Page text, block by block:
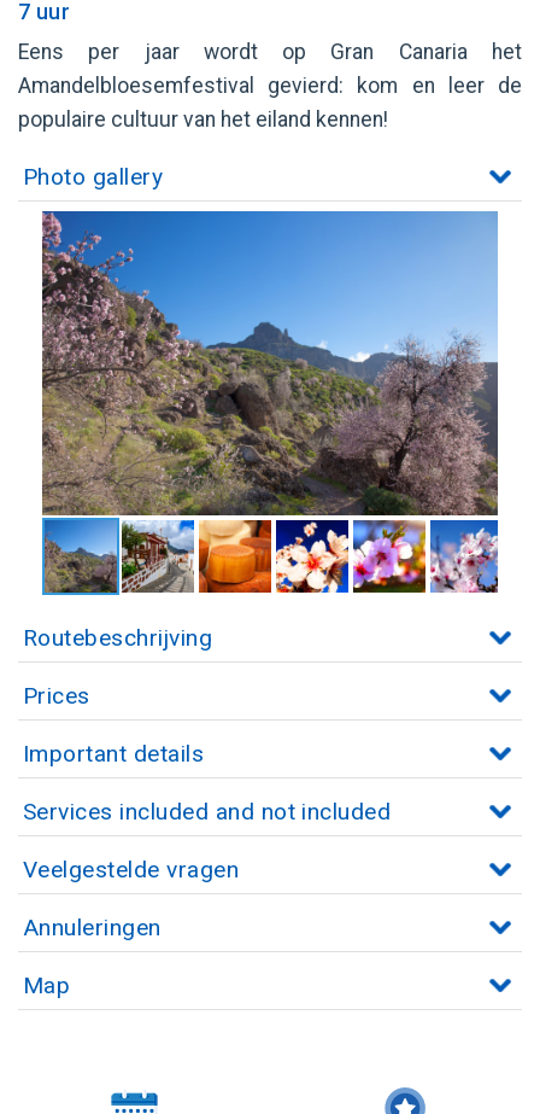
7 uur
Eens per jaar wordt op Gran Canaria het
Amandelbloesemfestival gevierd: kom en leer de
populaire cultuur van het eiland kennen!
Photo gallery
Routebeschrijving
Prices
Important details
Services included and not included
Veelgestelde vragen
Annuleringen
Map